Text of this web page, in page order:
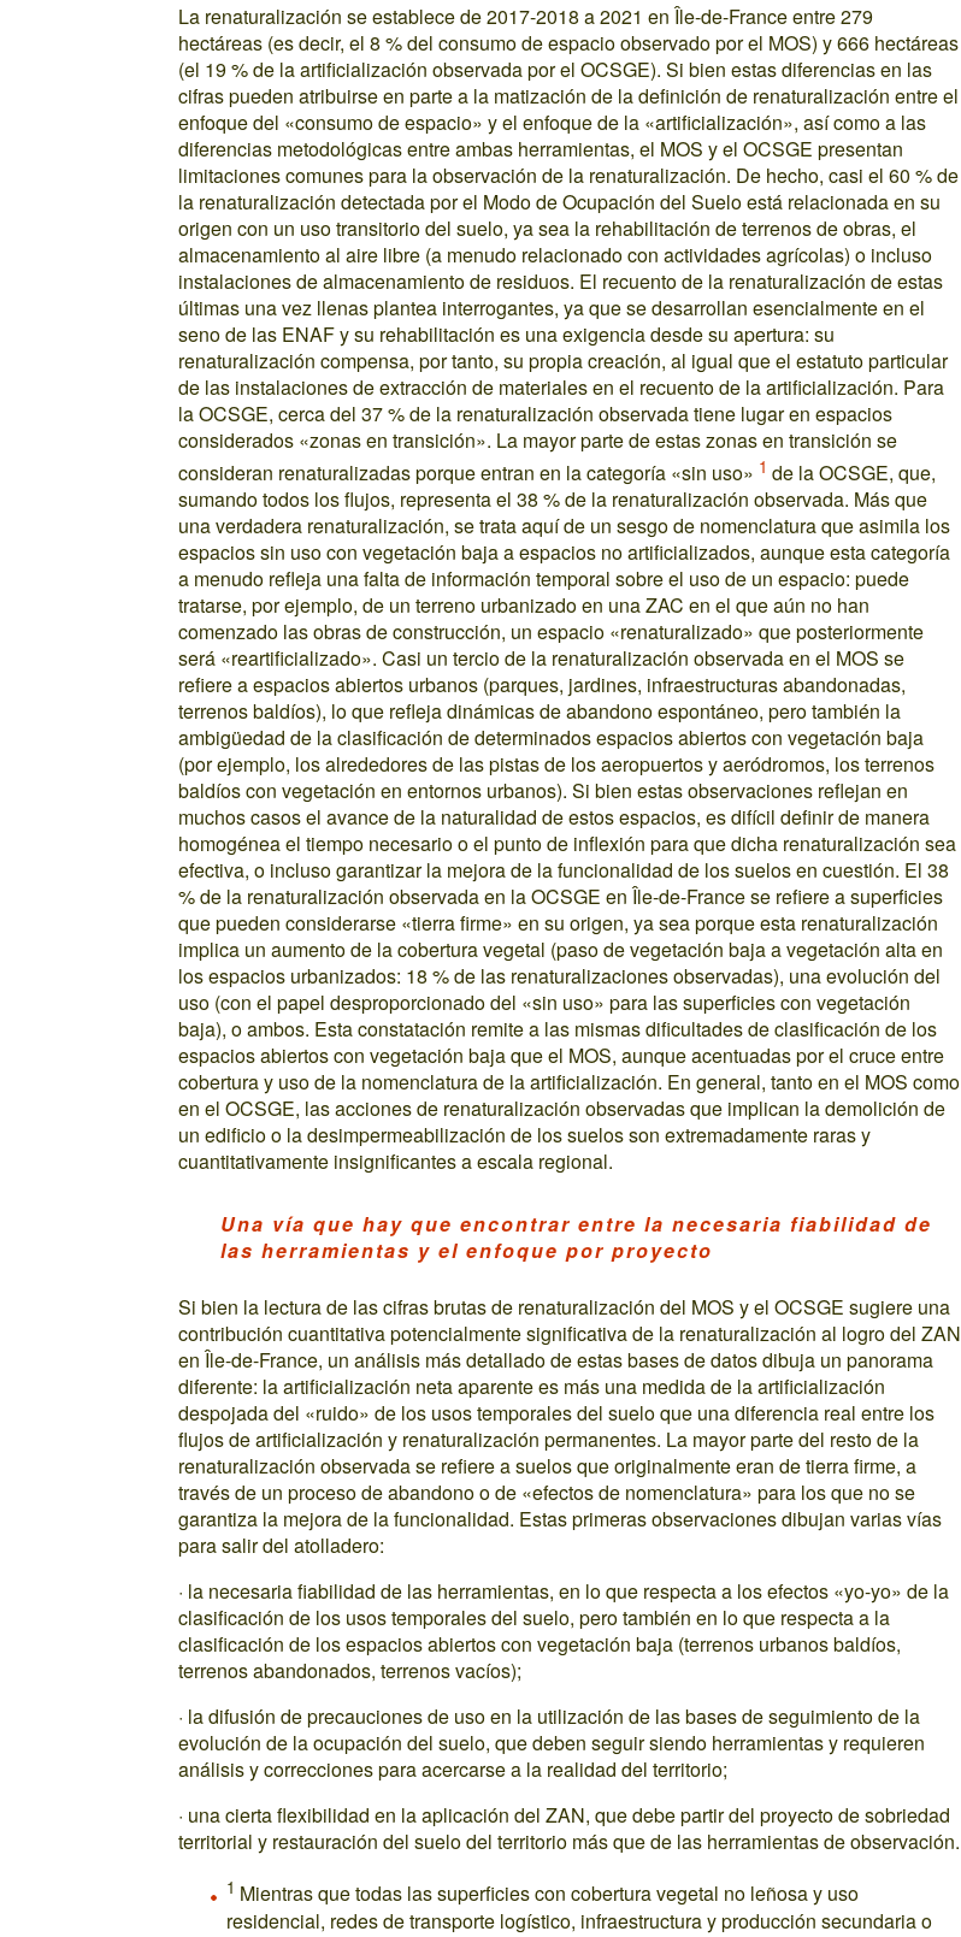
La renaturalización se establece de 2017-2018 a 2021 en Île-de-France entre 279
hectáreas (es decir, el 8 % del consumo de espacio observado por el MOS) y 666 hectáreas
(el 19 % de la artificialización observada por el OCSGE). Si bien estas diferencias en las
cifras pueden atribuirse en parte a la matización de la definición de renaturalización entre el
enfoque del «consumo de espacio» y el enfoque de la «artificialización», así como a las
diferencias metodológicas entre ambas herramientas, el MOS y el OCSGE presentan
limitaciones comunes para la observación de la renaturalización. De hecho, casi el 60 % de
la renaturalización detectada por el Modo de Ocupación del Suelo está relacionada en su
origen con un uso transitorio del suelo, ya sea la rehabilitación de terrenos de obras, el
almacenamiento al aire libre (a menudo relacionado con actividades agrícolas) o incluso
instalaciones de almacenamiento de residuos. El recuento de la renaturalización de estas
últimas una vez llenas plantea interrogantes, ya que se desarrollan esencialmente en el
seno de las ENAF y su rehabilitación es una exigencia desde su apertura: su
renaturalización compensa, por tanto, su propia creación, al igual que el estatuto particular
de las instalaciones de extracción de materiales en el recuento de la artificialización. Para
la OCSGE, cerca del 37 % de la renaturalización observada tiene lugar en espacios
considerados «zonas en transición». La mayor parte de estas zonas en transición se
consideran renaturalizadas porque entran en la categoría «sin uso» 1 de la OCSGE, que,
sumando todos los flujos, representa el 38 % de la renaturalización observada. Más que
una verdadera renaturalización, se trata aquí de un sesgo de nomenclatura que asimila los
espacios sin uso con vegetación baja a espacios no artificializados, aunque esta categoría
a menudo refleja una falta de información temporal sobre el uso de un espacio: puede
tratarse, por ejemplo, de un terreno urbanizado en una ZAC en el que aún no han
comenzado las obras de construcción, un espacio «renaturalizado» que posteriormente
será «reartificializado». Casi un tercio de la renaturalización observada en el MOS se
refiere a espacios abiertos urbanos (parques, jardines, infraestructuras abandonadas,
terrenos baldíos), lo que refleja dinámicas de abandono espontáneo, pero también la
ambigüedad de la clasificación de determinados espacios abiertos con vegetación baja
(por ejemplo, los alrededores de las pistas de los aeropuertos y aeródromos, los terrenos
baldíos con vegetación en entornos urbanos). Si bien estas observaciones reflejan en
muchos casos el avance de la naturalidad de estos espacios, es difícil definir de manera
homogénea el tiempo necesario o el punto de inflexión para que dicha renaturalización sea
efectiva, o incluso garantizar la mejora de la funcionalidad de los suelos en cuestión. El 38
% de la renaturalización observada en la OCSGE en Île-de-France se refiere a superficies
que pueden considerarse «tierra firme» en su origen, ya sea porque esta renaturalización
implica un aumento de la cobertura vegetal (paso de vegetación baja a vegetación alta en
los espacios urbanizados: 18 % de las renaturalizaciones observadas), una evolución del
uso (con el papel desproporcionado del «sin uso» para las superficies con vegetación
baja), o ambos. Esta constatación remite a las mismas dificultades de clasificación de los
espacios abiertos con vegetación baja que el MOS, aunque acentuadas por el cruce entre
cobertura y uso de la nomenclatura de la artificialización. En general, tanto en el MOS como
en el OCSGE, las acciones de renaturalización observadas que implican la demolición de
un edificio o la desimpermeabilización de los suelos son extremadamente raras y
cuantitativamente insignificantes a escala regional.
Una vía que hay que encontrar entre la necesaria fiabilidad de
las herramientas y el enfoque por proyecto
Si bien la lectura de las cifras brutas de renaturalización del MOS y el OCSGE sugiere una
contribución cuantitativa potencialmente significativa de la renaturalización al logro del ZAN
en Île-de-France, un análisis más detallado de estas bases de datos dibuja un panorama
diferente: la artificialización neta aparente es más una medida de la artificialización
despojada del «ruido» de los usos temporales del suelo que una diferencia real entre los
flujos de artificialización y renaturalización permanentes. La mayor parte del resto de la
renaturalización observada se refiere a suelos que originalmente eran de tierra firme, a
través de un proceso de abandono o de «efectos de nomenclatura» para los que no se
garantiza la mejora de la funcionalidad. Estas primeras observaciones dibujan varias vías
para salir del atolladero:
· la necesaria fiabilidad de las herramientas, en lo que respecta a los efectos «yo-yo» de la
clasificación de los usos temporales del suelo, pero también en lo que respecta a la
clasificación de los espacios abiertos con vegetación baja (terrenos urbanos baldíos,
terrenos abandonados, terrenos vacíos);
· la difusión de precauciones de uso en la utilización de las bases de seguimiento de la
evolución de la ocupación del suelo, que deben seguir siendo herramientas y requieren
análisis y correcciones para acercarse a la realidad del territorio;
· una cierta flexibilidad en la aplicación del ZAN, que debe partir del proyecto de sobriedad
territorial y restauración del suelo del territorio más que de las herramientas de observación.
1 Mientras que todas las superficies con cobertura vegetal no leñosa y uso
residencial, redes de transporte logístico, infraestructura y producción secundaria o